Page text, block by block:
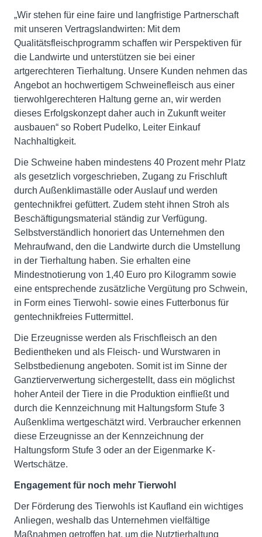
„Wir stehen für eine faire und langfristige Partnerschaft
mit unseren Vertragslandwirten: Mit dem
Qualitätsfleischprogramm schaffen wir Perspektiven für
die Landwirte und unterstützen sie bei einer
artgerechteren Tierhaltung. Unsere Kunden nehmen das
Angebot an hochwertigem Schweinefleisch aus einer
tierwohlgerechteren Haltung gerne an, wir werden
dieses Erfolgskonzept daher auch in Zukunft weiter
ausbauen“ so Robert Pudelko, Leiter Einkauf
Nachhaltigkeit.
Die Schweine haben mindestens 40 Prozent mehr Platz
als gesetzlich vorgeschrieben, Zugang zu Frischluft
durch Außenklimaställe oder Auslauf und werden
gentechnikfrei gefüttert. Zudem steht ihnen Stroh als
Beschäftigungsmaterial ständig zur Verfügung.
Selbstverständlich honoriert das Unternehmen den
Mehraufwand, den die Landwirte durch die Umstellung
in der Tierhaltung haben. Sie erhalten eine
Mindestnotierung von 1,40 Euro pro Kilogramm sowie
eine entsprechende zusätzliche Vergütung pro Schwein,
in Form eines Tierwohl- sowie eines Futterbonus für
gentechnikfreies Futtermittel.
Die Erzeugnisse werden als Frischfleisch an den
Bedientheken und als Fleisch- und Wurstwaren in
Selbstbedienung angeboten. Somit ist im Sinne der
Ganztierverwertung sichergestellt, dass ein möglichst
hoher Anteil der Tiere in die Produktion einfließt und
durch die Kennzeichnung mit Haltungsform Stufe 3
Außenklima wertgeschätzt wird. Verbraucher erkennen
diese Erzeugnisse an der Kennzeichnung der
Haltungsform Stufe 3 oder an der Eigenmarke K-
Wertschätze.
Engagement für noch mehr Tierwohl
Der Förderung des Tierwohls ist Kaufland ein wichtiges
Anliegen, weshalb das Unternehmen vielfältige
Maßnahmen getroffen hat, um die Nutztierhaltung